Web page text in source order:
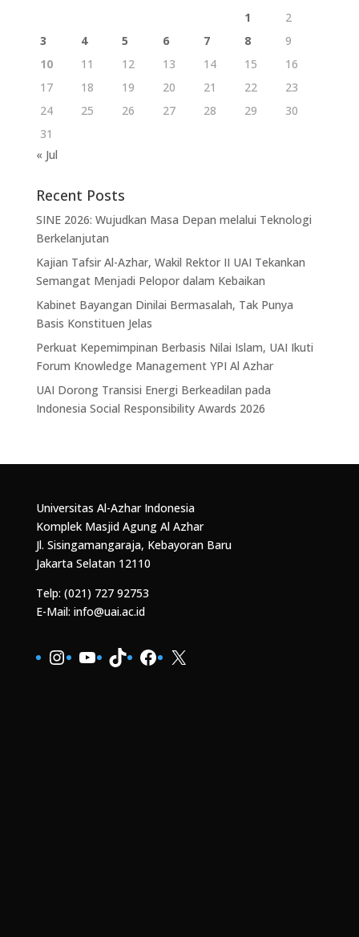
1
2
3
4 5 6 7 8
9
10
11 12 13 14 15
16
17
18 19 20 21 22
23
24
25 26 27 28 29
30
31
« Jul
Recent Posts
SINE 2026: Wujudkan Masa Depan melalui Teknologi
Berkelanjutan
Kajian Tafsir Al-Azhar, Wakil Rektor II UAI Tekankan
Semangat Menjadi Pelopor dalam Kebaikan
Kabinet Bayangan Dinilai Bermasalah, Tak Punya
Basis Konstituen Jelas
Perkuat Kepemimpinan Berbasis Nilai Islam, UAI Ikuti
Forum Knowledge Management YPI Al Azhar
UAI Dorong Transisi Energi Berkeadilan pada
Indonesia Social Responsibility Awards 2026
Universitas Al-Azhar Indonesia
Komplek Masjid Agung Al Azhar
Jl. Sisingamangaraja, Kebayoran Baru
Jakarta Selatan 12110
Telp: (021) 727 92753
E-Mail: info@uai.ac.id
Instagram
YouTube
TikTokFacebook
X